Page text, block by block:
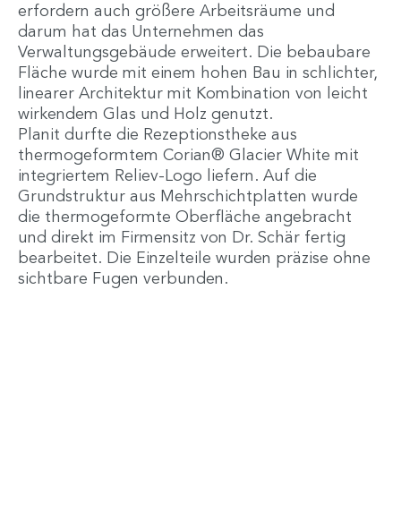
erfordern auch größere Arbeitsräume und
darum hat das Unternehmen das
Verwaltungsgebäude erweitert. Die bebaubare
Fläche wurde mit einem hohen Bau in schlichter,
linearer Architektur mit Kombination von leicht
wirkendem Glas und Holz genutzt.
Planit durfte die Rezeptionstheke aus
thermogeformtem Corian® Glacier White mit
integriertem Reliev-Logo liefern. Auf die
Grundstruktur aus Mehrschichtplatten wurde
die thermogeformte Oberfläche angebracht
und direkt im Firmensitz von Dr. Schär fertig
bearbeitet. Die Einzelteile wurden präzise ohne
sichtbare Fugen verbunden.